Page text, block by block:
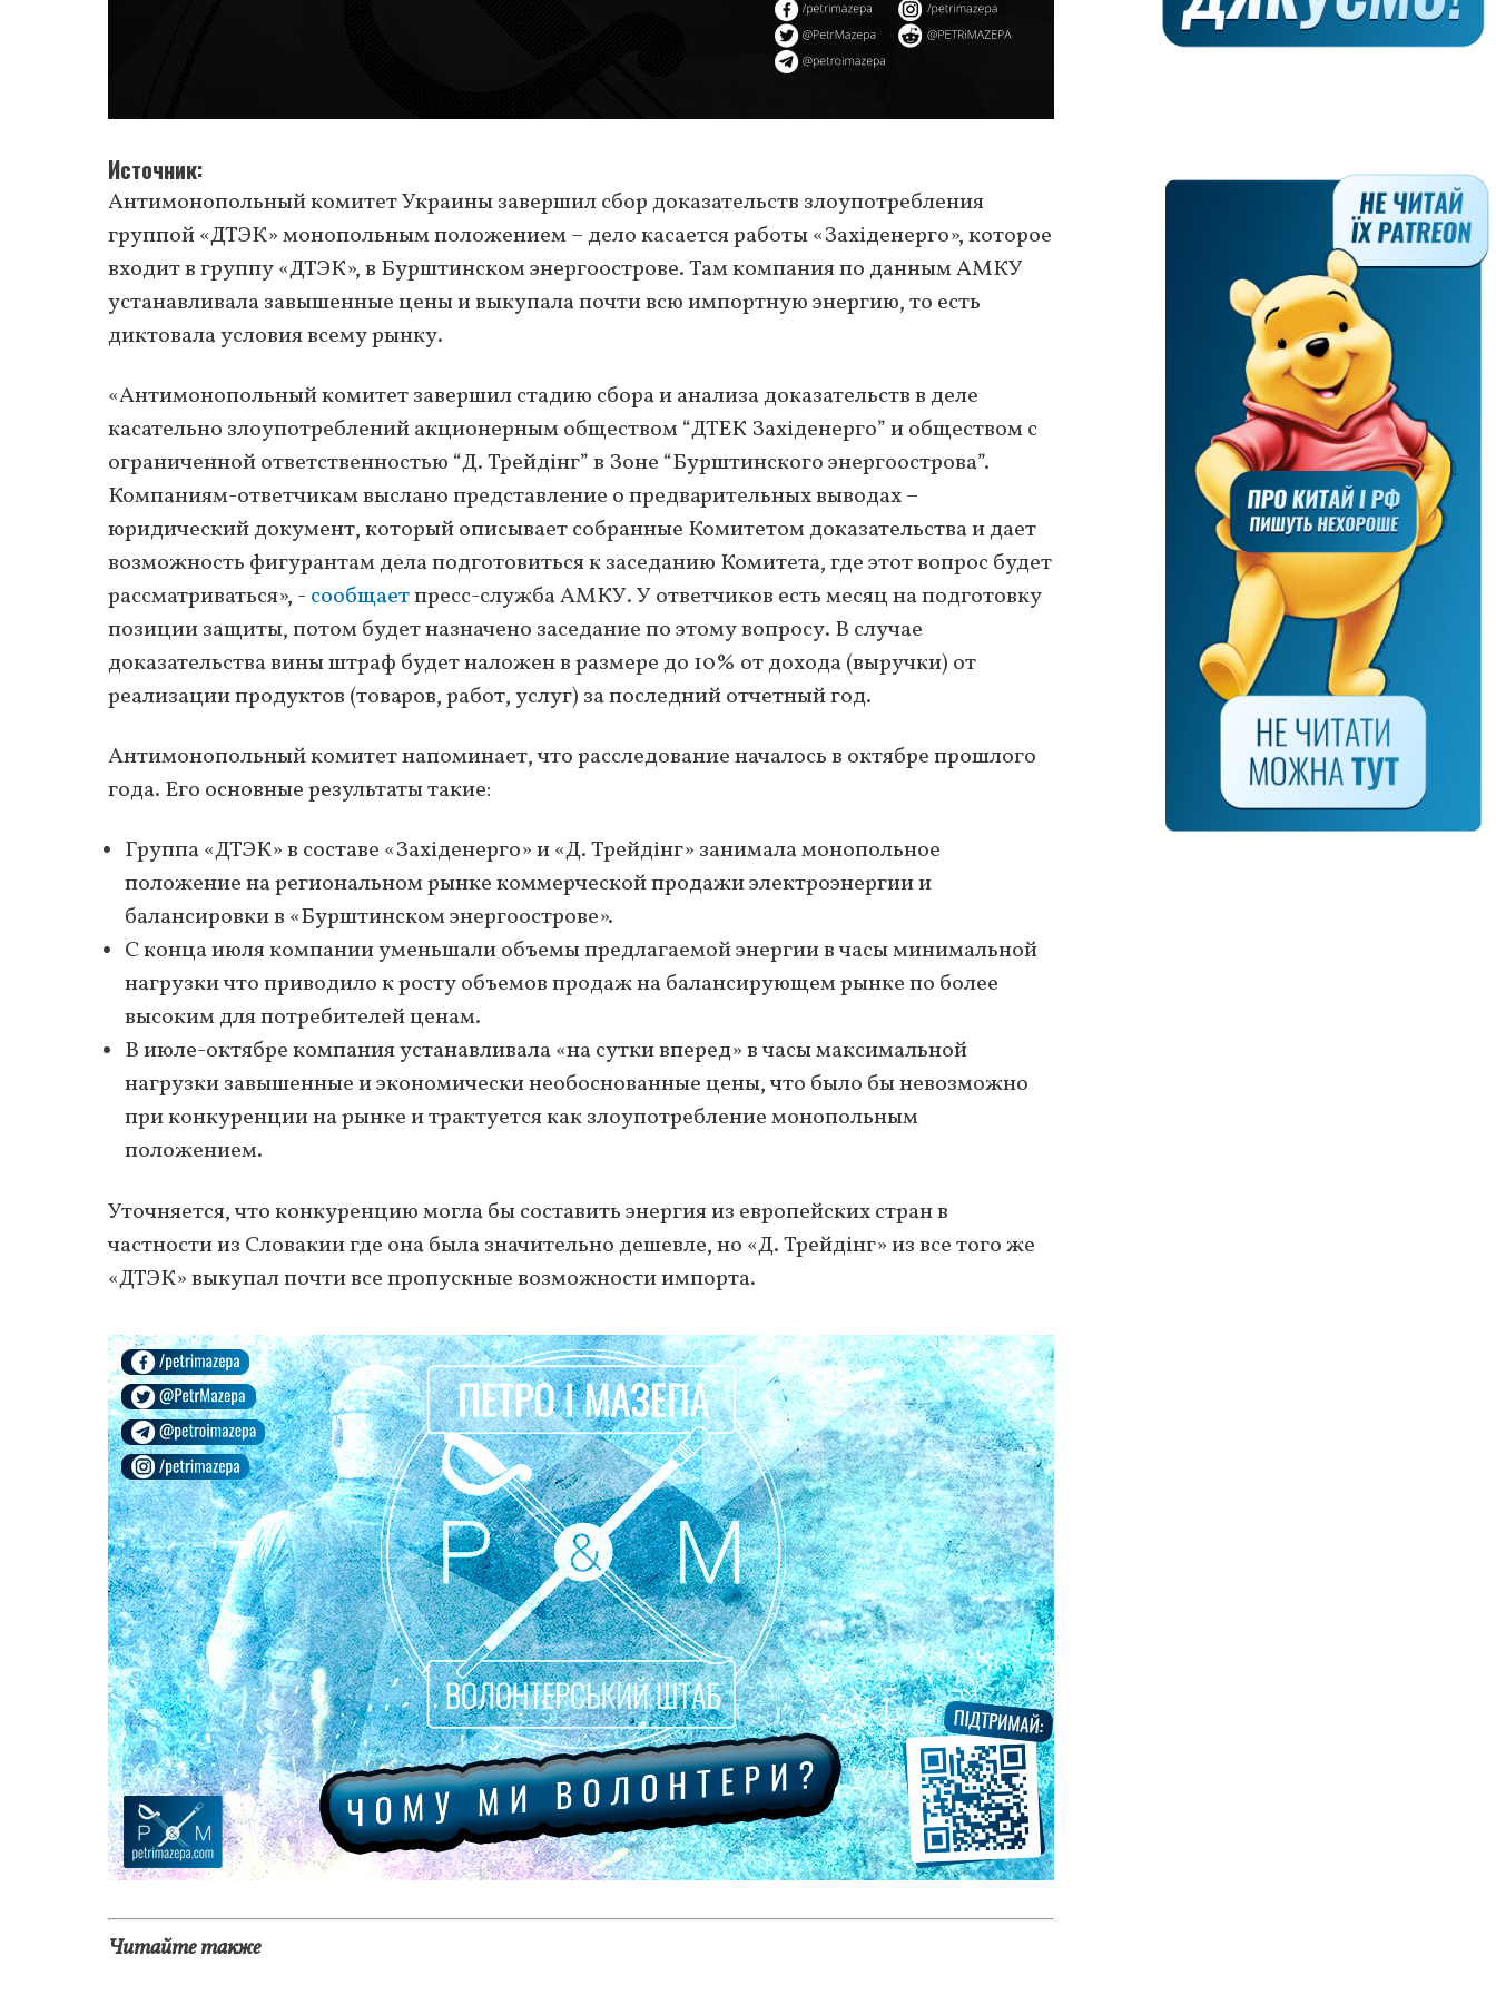
Источник
Антимонопольный комитет Украины завершил сбор доказательств злоупотребления
группой «ДТЭК» монопольным положением – дело касается работы «Західенерго», которое
входит в группу «ДТЭК», в Бурштинском энергоострове. Там компания по данным АМКУ
устанавливала завышенные цены и выкупала почти всю импортную энергию, то есть
диктовала условия всему рынку.
«Антимонопольный комитет завершил стадию сбора и анализа доказательств в деле
касательно злоупотреблений акционерным обществом “ДТЕК Західенерго” и обществом с
ограниченной ответственностью “Д. Трейдінг” в Зоне “Бурштинского энергоострова”.
Компаниям-ответчикам выслано представление о предварительных выводах –
юридический документ, который описывает собранные Комитетом доказательства и дает
возможность фигурантам дела подготовиться к заседанию Комитета, где этот вопрос будет
рассматриваться», - сообщаетпресс-служба АМКУ. У ответчиков есть месяц на подготовку
позиции защиты, потом будет назначено заседание по этому вопросу. В случае
доказательства вины штраф будет наложен в размере до 10% от дохода (выручки) от
реализации продуктов (товаров, работ, услуг) за последний отчетный год.
Антимонопольный комитет напоминает, что расследование началось в октябре прошлого
года. Его основные результаты такие:
Группа «ДТЭК» в составе «Західенерго» и «Д. Трейдінг» занимала монопольное
положение на региональном рынке коммерческой продажи электроэнергии и
балансировки в «Бурштинском энергоострове».
С конца июля компании уменьшали объемы предлагаемой энергии в часы минимальной
нагрузки что приводило к росту объемов продаж на балансирующем рынке по более
высоким для потребителей ценам.
В июле-октябре компания устанавливала «на сутки вперед» в часы максимальной
нагрузки завышенные и экономически необоснованные цены, что было бы невозможно
при конкуренции на рынке и трактуется как злоупотребление монопольным
положением.
Уточняется, что конкуренцию могла бы составить энергия из европейских стран в
частности из Словакии где она была значительно дешевле, но «Д. Трейдінг» из все того же
«ДТЭК» выкупал почти все пропускные возможности импорта.
Читайте также